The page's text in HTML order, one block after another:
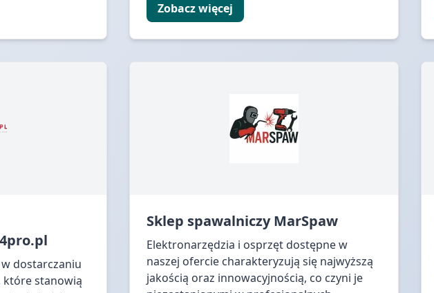
Zobacz więcej
dostarczaniu
które stanowią
Sklep spawalniczy MarSpaw
Elektronarzędzia i osprzęt dostępne w
naszej ofercie charakteryzują się najwyższą
jakością oraz innowacyjnością, co czyni je